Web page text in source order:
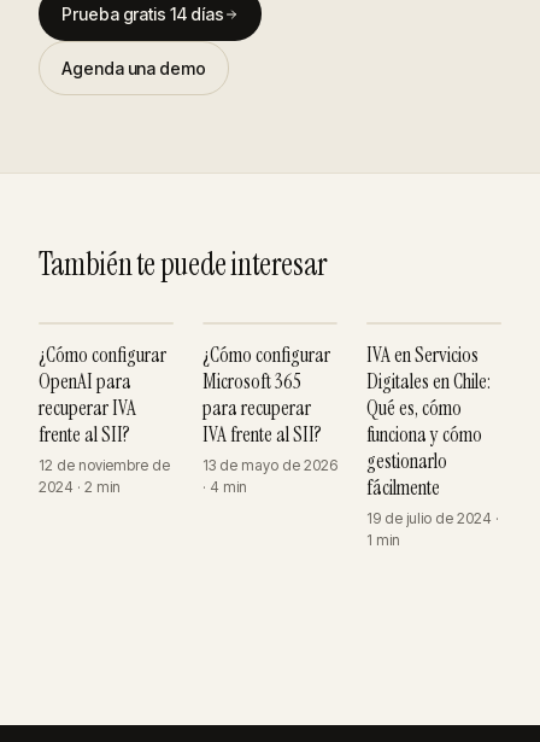
Prueba gratis 14 días
Agenda una demo
También te puede interesar
¿Cómo configurar
OpenAI para
recuperar IVA
frente al SII?
12 de noviembre de
2024 · 2 min
¿Cómo configurar
Microsoft 365
para recuperar
IVA frente al SII?
13 de mayo de 2026
· 4 min
IVA en Servicios
Digitales en Chile:
Qué es, cómo
funciona y cómo
gestionarlo
fácilmente
19 de julio de 2024 ·
1 min